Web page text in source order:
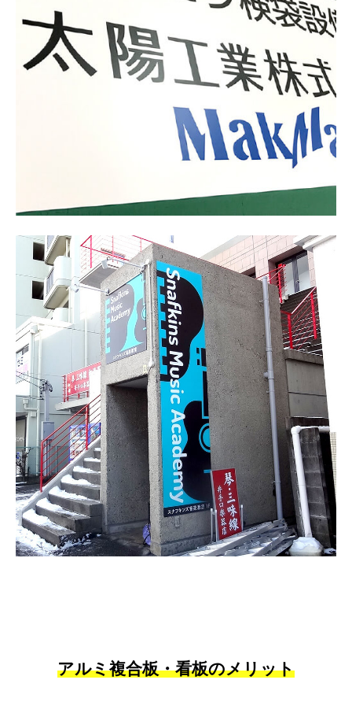
アルミ複合板・看板のメリット